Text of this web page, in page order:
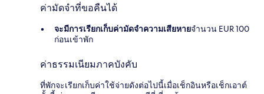
ค่ามัดจำที่ขอคืนได้
จะมีการเรียกเก็บค่ามัดจำความเสียหายจำนวน EUR 100
ก่อนเข้าพัก
ค่าธรรมเนียมภาคบังคับ
ที่พักจะเรียกเก็บค่าใช้จ่ายดังต่อไปนี้เมื่อเช็กอินหรือเช็กเอาต์